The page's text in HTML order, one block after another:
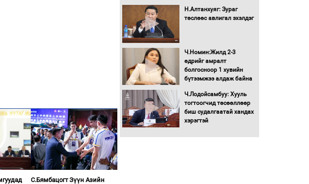
С.Бямбацогт Зүүн Азийн
Хөшөө бүтсэн түүхийг
Хөвсгөл нуурын лусыг
тахих төрийн тахилгын
ёслол боллоо
“Хар жагсаалт”-ын
асуудлыг цэгцлэх
чиглэлээр
Монголбанкны
хугацаатай үүрэг өглөө
Н.Алтанхуяг: Зураг
төслөөс авлигал эхэлдэг
Ч.Номин:Жилд 2-3
өдрийг амралт
болгосноор 1 хувийн
бүтээмжээ алдаж байна
Ч.Лодойсамбуу: Хууль
тогтоогчид төсөөллөөр
биш судалгаатай хандах
хэрэгтэй